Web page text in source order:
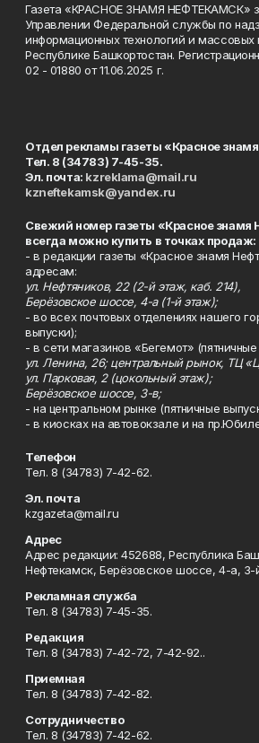
Газета «КРАСНОЕ ЗНАМЯ НЕФТЕКАМСК»
Управлении Федеральной службы по
информационных технологий и массовых
Республике Башкортостан.
02 - 01880 от 11.06.2025 г.
Отдел рекламы газеты «Красное
Тел. 8 (34783) 7-45-35.
Эл. почта: kzreklama@mail.ru
kzneftekamsk@yandex.ru
Свежий номер газеты «Красное знамя
всегда можно купить в точках продаж:
- в редакции газеты «Красное знамя
адресам:
ул. Нефтяников, 22 (2-й этаж, каб. 214),
Берёзовское шоссе, 4-а (1-й этаж);
- во всех почтовых отделениях нашего
выпуски);
- в сети магазинов «Бегемот»
ул. Ленина, 26; центральный рынок, ТЦ
ул. Парковая, 2 (цокольный этаж);
Берёзовское шоссе, 3-в;
- на центральном рынке (пятничные
- в киосках на автовокзале и на
Телефон
Тел. 8 (34783) 7-42-62.
Эл. почта
kzgazeta@mail.ru
Адрес
Адрес редакции: 452688, Республика
Нефтекамск, Берёзовское шоссе, 4-а, 3-
Рекламная служба
Тел. 8 (34783) 7-45-35.
Редакция
Тел. 8 (34783) 7-42-72, 7-42-92..
Приемная
Тел. 8 (34783) 7-42-82.
Сотрудничество
Тел. 8 (34783) 7-42-62.